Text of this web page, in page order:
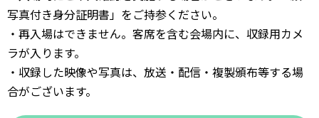
写真付き身分証明書」をご持参ください。
・再入場はできません。客席を含む会場内に、収録用カメ
ラが入ります。
・収録した映像や写真は、放送・配信・複製頒布等する場
合がございます。